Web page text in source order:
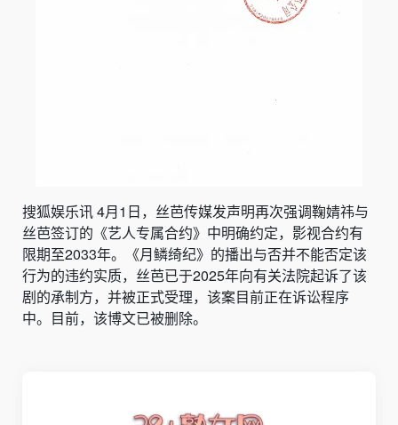
搜狐娱乐讯 4月1日， 丝芭传媒发声明再次强调鞠婧祎与
丝芭签订的《艺人专属合约》中明确约定，影视合约有
限期至2033年。《月鳞绮纪》的播出与否并不能否定该
行为的违约实质，丝芭已于2025年向有关法院起诉了该
剧的承制方，并被正式受理，该案目前正在诉讼程序
中。目前，该博文已被删除。